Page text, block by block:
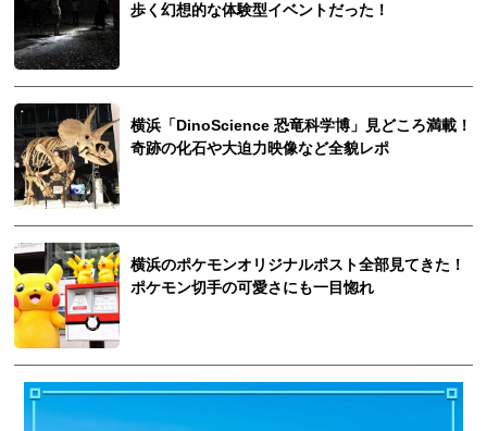
歩く幻想的な体験型イベントだった！
横浜「DinoScience 恐竜科学博」見どころ満載！
奇跡の化石や大迫力映像など全貌レポ
横浜のポケモンオリジナルポスト全部見てきた！
ポケモン切手の可愛さにも一目惚れ